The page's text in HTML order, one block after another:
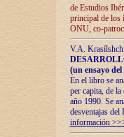
de Estudios
principal de los
ONU, co-
V.A.
(un ensayo
En el libro se
per capita, de
año 1990. Se
desventajas
información